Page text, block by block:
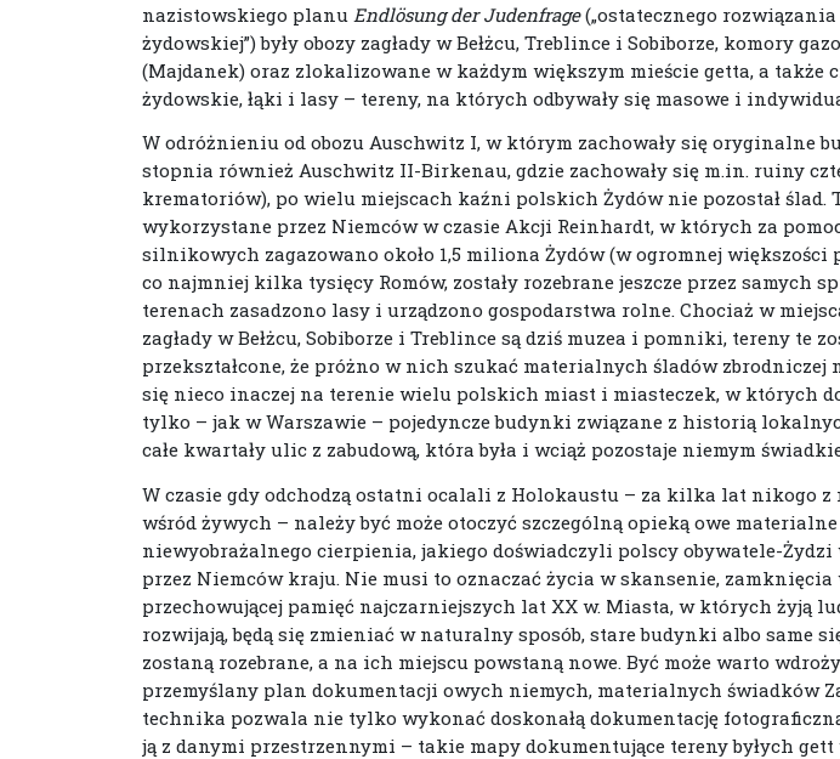
nazistowskiego planu Endlösung der Judenfrage(„ostatecznego
żydowskiej”) były obozy zagłady w Bełżcu, Treblince i Sobiborze, komory
(Majdanek) oraz zlokalizowane w każdym większym mieście getta, a także
żydowskie, łąki i lasy – tereny, na których odbywały się masowe i
W odróżnieniu od obozu Auschwitz I, w którym zachowały się oryginalne
stopnia również Auschwitz II-Birkenau, gdzie zachowały się m.in. ruiny
krematoriów), po wielu miejscach kaźni polskich Żydów nie pozostał ślad.
wykorzystane przez Niemców w czasie Akcji Reinhardt, w których za
silnikowych zagazowano około 1,5 miliona Żydów (w ogromnej
co najmniej kilka tysięcy Romów, zostały rozebrane jeszcze przez samych
terenach zasadzono lasy i urządzono gospodarstwa rolne. Chociaż w
zagłady w Bełżcu, Sobiborze i Treblince są dziś muzea i pomniki, tereny te
przekształcone, że próżno w nich szukać materialnych śladów zbrodniczej
się nieco inaczej na terenie wielu polskich miast i miasteczek, w których
tylko – jak w Warszawie – pojedyncze budynki związane z historią
całe kwartały ulic z zabudową, która była i wciąż pozostaje niemym
W czasie gdy odchodzą ostatni ocalali z Holokaustu – za kilka lat nikogo z
wśród żywych – należy być może otoczyć szczególną opieką owe
niewyobrażalnego cierpienia, jakiego doświadczyli polscy obywatele-Żydzi
przez Niemców kraju. Nie musi to oznaczać życia w skansenie,
przechowującej pamięć najczarniejszych lat XX w. Miasta, w których żyją
rozwijają, będą się zmieniać w naturalny sposób, stare budynki albo same
zostaną rozebrane, a na ich miejscu powstaną nowe. Być może warto
przemyślany plan dokumentacji owych niemych, materialnych świadków
technika pozwala nie tylko wykonać doskonałą dokumentację
ją z danymi przestrzennymi – takie mapy dokumentujące tereny byłych